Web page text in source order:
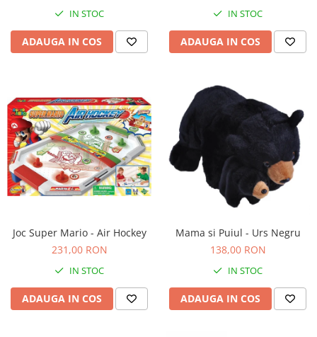
Veioza copii
Jucarii exterior
Trotinete copii
Jucarii curte
Leagane copii
Karturi copii
Trambulina copii
Accesorii locuri de joaca
Locuri de joaca
IN STOC
ADAUGA IN COS
IN STOC
ADAUGA IN COS
Joc Super Mario - Air Hockey
231,00 RON
IN STOC
ADAUGA IN COS
Mama si Puiul - Urs Negru
138,00 RON
IN STOC
ADAUGA IN COS